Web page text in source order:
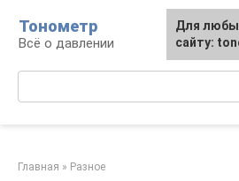
контенту
Тонометр
Всё о давлении
Главная » Разное
Для
сайту:
Для
сайту: